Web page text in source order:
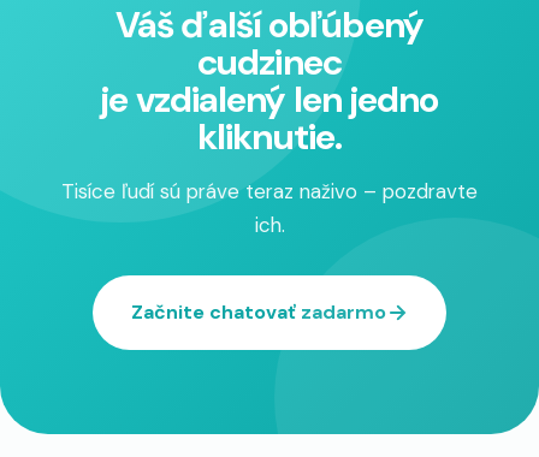
Váš ďalší obľúbený
cudzinec
je vzdialený len jedno
kliknutie.
Tisíce ľudí sú práve teraz naživo – pozdravte
ich.
Začnite chatovať zadarmo